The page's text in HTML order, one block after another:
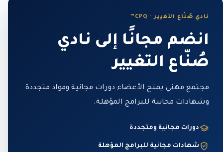
نادي صُنّاع التغيير · CPQ™
انضم مجانًا إلى نادي
صُنّاع التغيير
مجتمع مهني يمنح الأعضاء دورات مجانية ومواد متجددة
وشهادات مجانية للبرامج المؤهلة.
دورات مجانية ومتجددة
شهادات مجانية للبرامج المؤهلة